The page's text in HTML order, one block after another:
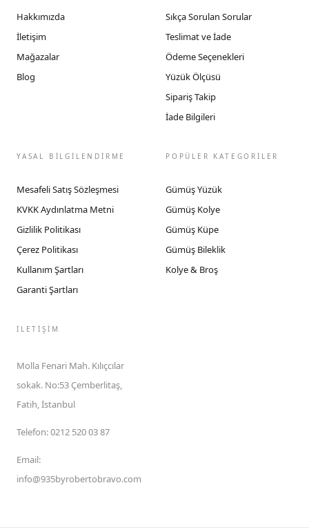
Hakkımızda
İletişim
Mağazalar
Blog
Sıkça Sorulan Sorular
Teslimat ve İade
Ödeme Seçenekleri
Yüzük Ölçüsü
Sipariş Takip
İade Bilgileri
YASAL BİLGİLENDİRME
Mesafeli Satış Sözleşmesi
KVKK Aydınlatma Metni
Gizlilik Politikası
Çerez Politikası
Kullanım Şartları
Garanti Şartları
POPÜLER KATEGORİLER
Gümüş Yüzük
Gümüş Kolye
Gümüş Küpe
Gümüş Bileklik
Kolye & Broş
İLETIŞIM
Molla Fenari Mah. Kılıçcılar
sokak. No:53 Çemberlitaş,
Fatih, İstanbul
Telefon:0212 520 03 87
Email:
info@935byrobertobravo.com